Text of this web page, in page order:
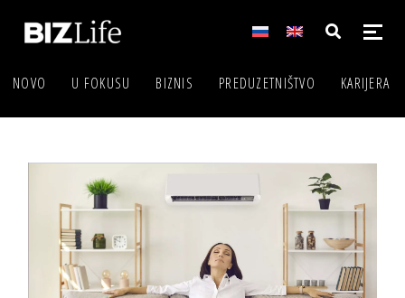
NOVO U FOKUSU BIZNIS PREDUZETNIŠTVO KARIJERA